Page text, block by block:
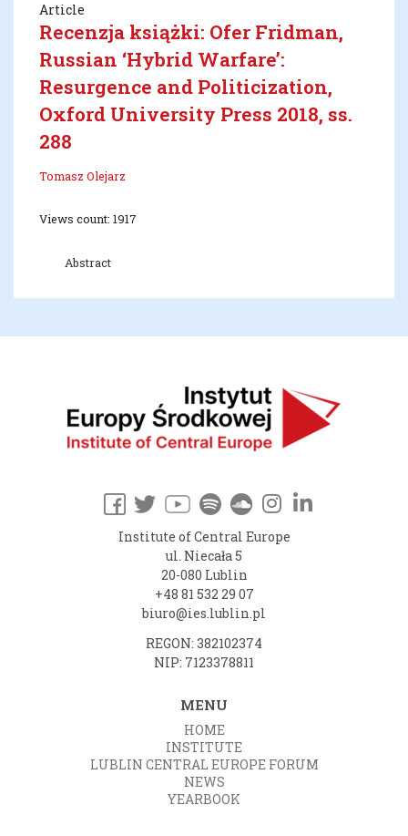
Article
Recenzja książki: Ofer Fridman,
Russian ‘Hybrid Warfare’:
Resurgence and Politicization,
Oxford University Press 2018, ss.
288
Tomasz Olejarz
Views count: 1917
Abstract
Institute of Central Europe
ul. Niecała 5
20-080 Lublin
+48 81 532 29 07
biuro@ies.lublin.pl
REGON: 382102374
NIP: 7123378811
MENU
HOME
INSTITUTE
LUBLIN CENTRAL EUROPE FORUM
NEWS
YEARBOOK